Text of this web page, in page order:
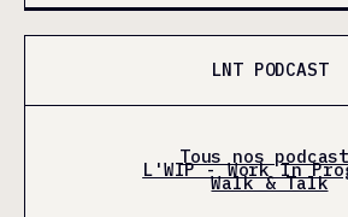
LNT PODCAST
Tous nos
L'WIP - Work In
Walk & Talk